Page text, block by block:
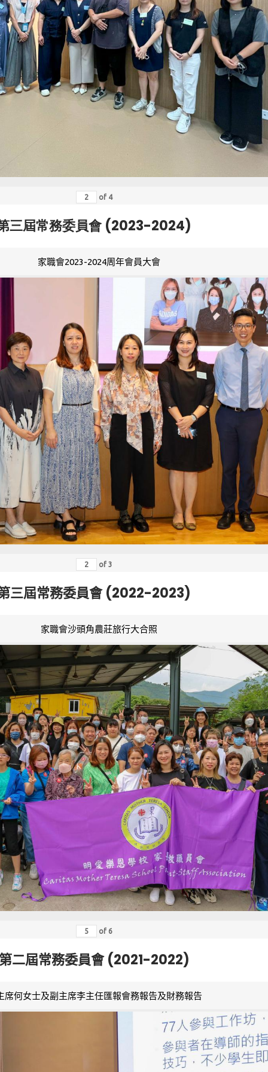
of 4
三屆常務委員會 (2023-2024)
家職會2023-2024周年會員大會
of 3
三屆常務委員會 (2022-2023)
家職會沙頭角農莊旅行大合照
of 6
二屆常務委員會 (2021-2022)
席何女士及副主席李主任匯報會務報告及財務報告